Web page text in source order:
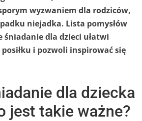
wyzwaniem dla rodziców,
niejadka. Lista pomysłów
śniadanie dla dzieci ułatwi
posiłku i pozwoli inspirować się
dla dziecka
jest takie ważne?